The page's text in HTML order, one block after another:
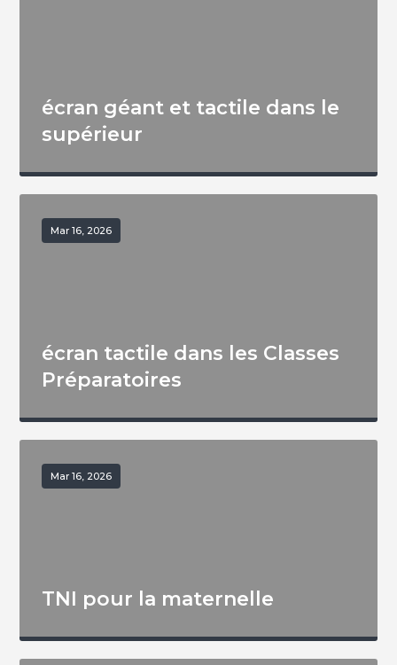
écran géant et tactile dans le
supérieur
Mar 16, 2026
écran tactile dans les Classes
Préparatoires
Mar 16, 2026
TNI pour la maternelle